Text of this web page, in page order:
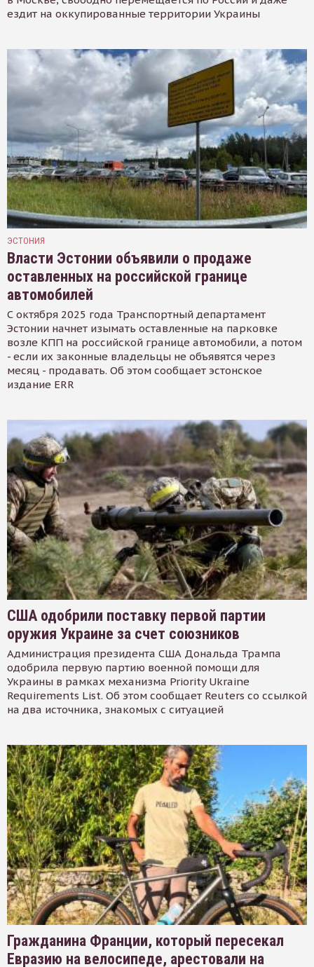
ездит на оккупированные территории Украины
ЭСТОНИЯ
Власти Эстонии объявили о продаже
оставленных на российской границе
автомобилей
С октября 2025 года Транспортный департамент
Эстонии начнет изымать оставленные на парковке
возле КПП на российской границе автомобили, а потом
- если их законные владельцы не объявятся через
месяц - продавать. Об этом сообщает эстонское
издание ERR
США одобрили поставку первой партии
оружия Украине за счет союзников
Администрация президента США Дональда Трампа
одобрила первую партию военной помощи для
Украины в рамках механизма Priority Ukraine
Requirements List. Об этом сообщает Reuters со ссылкой
на два источника, знакомых с ситуацией
Гражданина Франции, который пересекал
Евразию на велосипеде, арестовали на